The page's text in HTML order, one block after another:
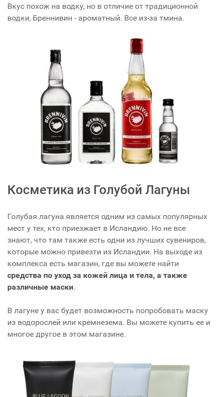
Вкус похож на водку, но в отличие от традиционной
водки, Бреннивин - ароматный. Все из-за тмина.
Косметика из Голубой Лагуны
Голубая лагуна является одним из самых популярных
мест у тех, кто приезжает в Исландию. Но не все
знают, что там также есть одни из лучших сувениров,
которые можно привезти из Исландии. На выходе из
комплекса есть магазин, где вы можете найти
средства по уход за кожей лица и тела, а также
различные маски.
В лагуне у вас будет возможность попробовать маску
из водорослей или кремнезема. Вы можете купить ее и
многое другое в этом магазине.